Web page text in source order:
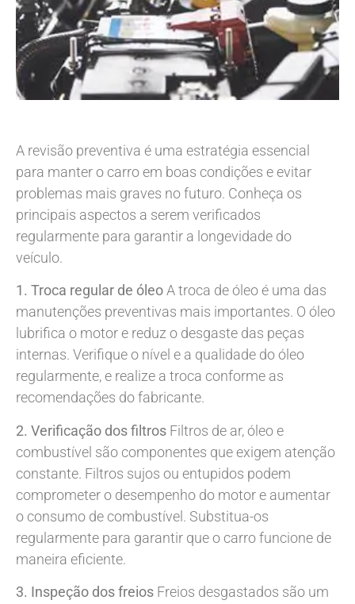
A revisão preventiva é uma estratégia essencial
para manter o carro em boas condições e evitar
problemas mais graves no futuro. Conheça os
principais aspectos a serem verificados
regularmente para garantir a longevidade do
veículo.
1. Troca regular de óleoA troca de óleo é uma das
manutenções preventivas mais importantes. O óleo
lubrifica o motor e reduz o desgaste das peças
internas. Verifique o nível e a qualidade do óleo
regularmente, e realize a troca conforme as
recomendações do fabricante.
2. Verificação dos filtros Filtros de ar, óleo e
combustível são componentes que exigem atenção
constante. Filtros sujos ou entupidos podem
comprometer o desempenho do motor e aumentar
o consumo de combustível. Substitua-os
regularmente para garantir que o carro funcione de
maneira eficiente.
3. Inspeção dos freios Freios desgastados são um